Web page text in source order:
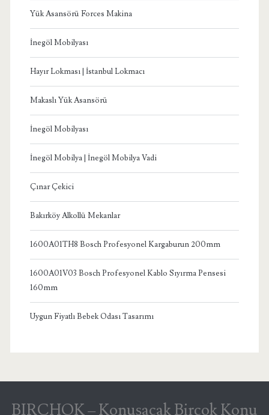
Yük Asansörü Forces Makina
İnegöl Mobilyası
Hayır Lokması | İstanbul Lokmacı
Makaslı Yük Asansörü
İnegöl Mobilyası
İnegöl Mobilya | İnegöl Mobilya Vadi
Çınar Çekici
Bakırköy Alkollü Mekanlar
1600A01TH8 Bosch Profesyonel Kargaburun 200mm
1600A01V03 Bosch Profesyonel Kablo Sıyırma Pensesi
160mm
Uygun Fiyatlı Bebek Odası Tasarımı
BIRCHOK – Konuşacak Birçok Konu